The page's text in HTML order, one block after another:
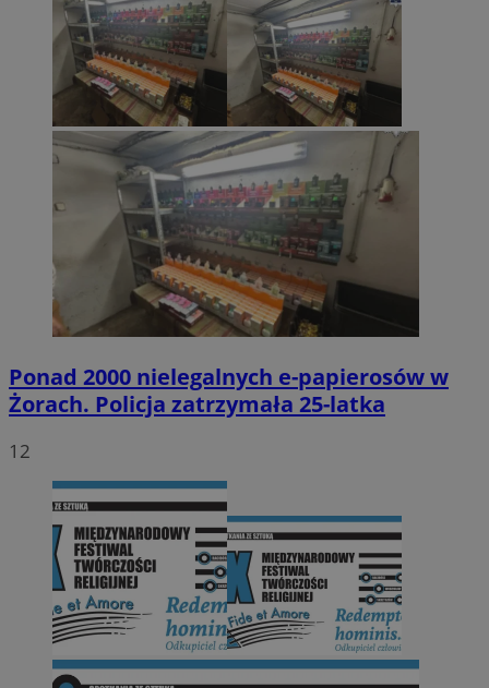
Ponad 2000 nielegalnych e-papierosów w
Żorach. Policja zatrzymała 25-latka
12